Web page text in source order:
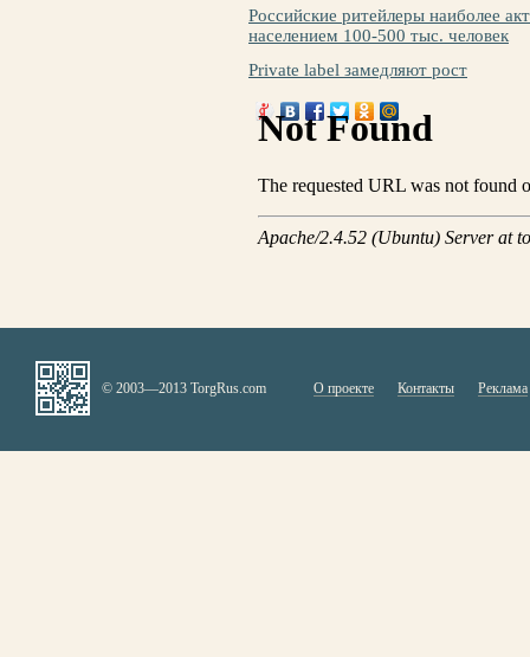
Российские ритейлеры наиболее
населением 100-500 тыс. человек
Private label замедляют рост
© 2003—2013 TorgRus.com О проекте Контакты Реклама